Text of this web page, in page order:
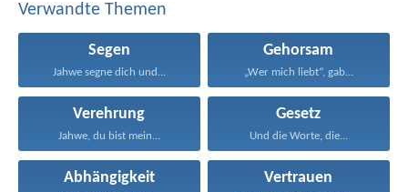
Verwandte Themen
Segen
Jahwe segne dich und...
Gehorsam
„Wer mich liebt“, gab...
Verehrung
Jahwe, du bist mein...
Gesetz
Und die Worte, die...
Abhängigkeit Vertrauen